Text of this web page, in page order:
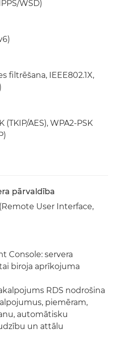
WSD)
filtrēšana, IEEE802.1X,
(TKIP/AES), WPA2-PSK
pārvaldība
User Interface,
Console: servera
biroja aprīkojuma
RDS nodrošina
piemēram,
automātisku
un attālu